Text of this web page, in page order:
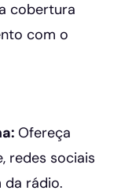
cobertura
com o
Ofereça
redes sociais
da rádio.